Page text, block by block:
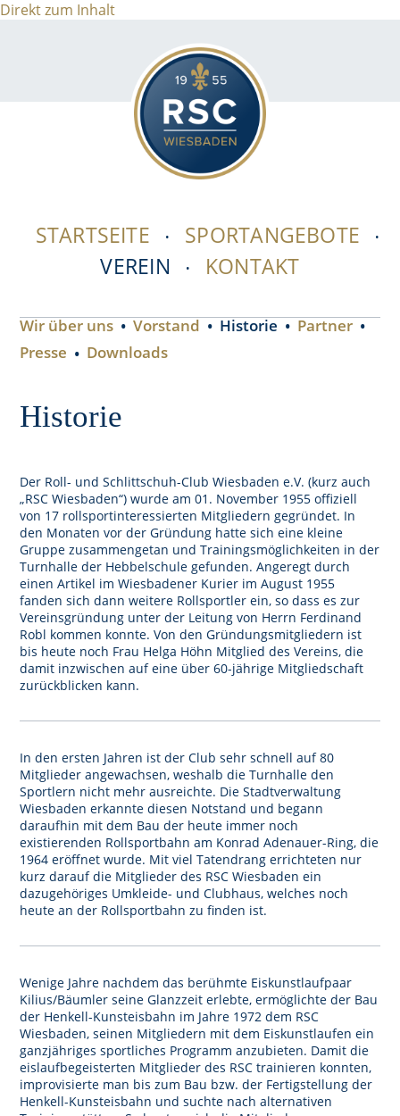
Direkt zum Inhalt
STARTSEITE
SPORTANGEBOTE
VEREIN
KONTAKT
Wir über uns Vorstand Historie
Partner
Presse
Downloads
Historie
Der Roll- und Schlittschuh-Club Wiesbaden e.V. (kurz auch
„RSC Wiesbaden“) wurde am 01. November 1955 offiziell
von 17 rollsportinteressierten Mitgliedern gegründet. In
den Monaten vor der Gründung hatte sich eine kleine
Gruppe zusammengetan und Trainingsmöglichkeiten in der
Turnhalle der Hebbelschule gefunden. Angeregt durch
einen Artikel im Wiesbadener Kurier im August 1955
fanden sich dann weitere Rollsportler ein, so dass es zur
Vereinsgründung unter der Leitung von Herrn Ferdinand
Robl kommen konnte. Von den Gründungsmitgliedern ist
bis heute noch Frau Helga Höhn Mitglied des Vereins, die
damit inzwischen auf eine über 60-jährige Mitgliedschaft
zurückblicken kann.
In den ersten Jahren ist der Club sehr schnell auf 80
Mitglieder angewachsen, weshalb die Turnhalle den
Sportlern nicht mehr ausreichte. Die Stadtverwaltung
Wiesbaden erkannte diesen Notstand und begann
daraufhin mit dem Bau der heute immer noch
existierenden Rollsportbahn am Konrad Adenauer-Ring, die
1964 eröffnet wurde. Mit viel Tatendrang errichteten nur
kurz darauf die Mitglieder des RSC Wiesbaden ein
dazugehöriges Umkleide- und Clubhaus, welches noch
heute an der Rollsportbahn zu finden ist.
Wenige Jahre nachdem das berühmte Eiskunstlaufpaar
Kilius/Bäumler seine Glanzzeit erlebte, ermöglichte der Bau
der Henkell-Kunsteisbahn im Jahre 1972 dem RSC
Wiesbaden, seinen Mitgliedern mit dem Eiskunstlaufen ein
ganzjähriges sportliches Programm anzubieten. Damit die
eislaufbegeisterten Mitglieder des RSC trainieren konnten,
improvisierte man bis zum Bau bzw. der Fertigstellung der
Henkell-Kunsteisbahn und suchte nach alternativen